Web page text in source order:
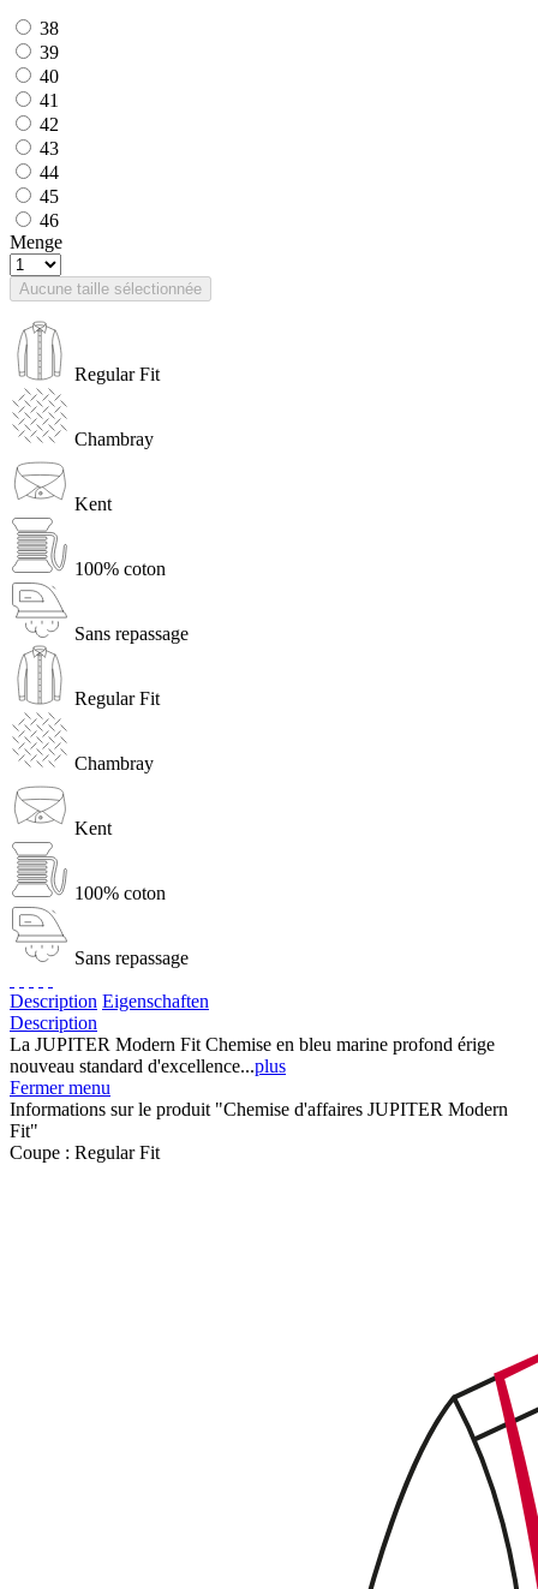
38
39
40
41
42
43
44
45
46
Menge
Aucune taille sélectionnée
Regular Fit
Chambray
Kent
100% coton
Sans repassage
Regular Fit
Chambray
Kent
100% coton
Sans repassage
Description Eigenschaften
Description
La JUPITER Modern Fit Chemise en bleu marine profond érige
nouveau standard d'excellence...plus
Fermer menu
Informations sur le produit "Chemise d'affaires JUPITER Modern
Fit"
Coupe : Regular Fit